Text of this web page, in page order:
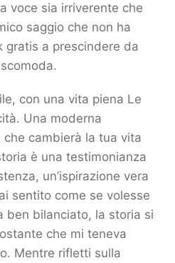
voce sia irriverente che
saggio che non ha
gratis a prescindere da
con una vita piena Le
Una moderna
cambierà la tua vita
è una testimonianza
un’ispirazione vera
sentito come se volesse
ben bilanciato, la storia si
che mi teneva
Mentre rifletti sulla